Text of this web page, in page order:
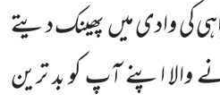
کی وادیمیںپھینک دیتے
اپنے آپ کو بد ترین